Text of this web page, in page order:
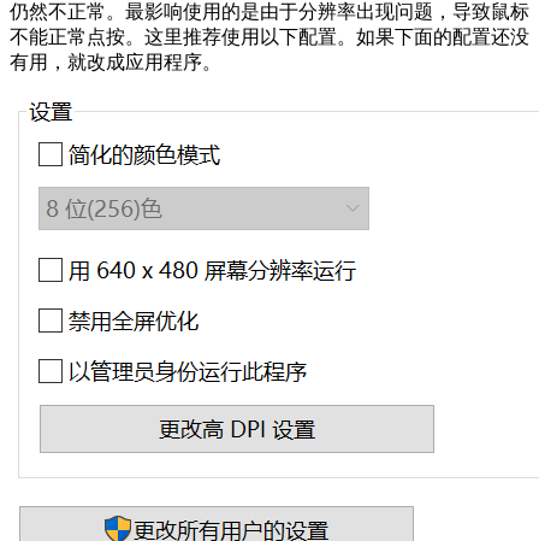
仍然不正常。最影响使用的是由于分辨率出现问题，导致鼠标
不能正常点按。这里推荐使用以下配置。如果下面的配置还没
有用，就改成应用程序。